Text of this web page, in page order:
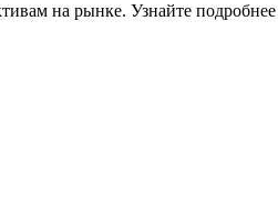
на рынке. Узнайте подробнее